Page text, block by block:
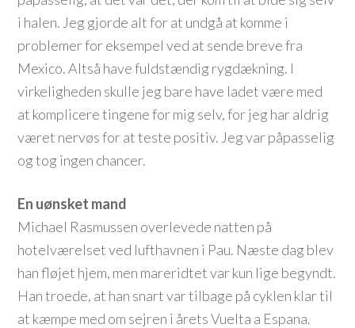
i halen. Jeg gjorde alt for at undgå at komme i
problemer for eksempel ved at sende breve fra
Mexico. Altså have fuldstændig rygdækning. I
virkeligheden skulle jeg bare have ladet være med
at komplicere tingene for mig selv, for jeg har aldrig
været nervøs for at teste positiv. Jeg var påpasselig
og tog ingen chancer.
En uønsket mand
Michael Rasmussen overlevede natten på
hotelværelset ved lufthavnen i Pau. Næste dag blev
han fløjet hjem, men mareridtet var kun lige begyndt.
Han troede, at han snart var tilbage på cyklen klar til
at kæmpe med om sejren i årets Vuelta a Espana.